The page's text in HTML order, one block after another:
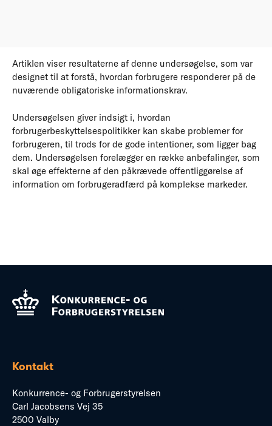
Artiklen viser resultaterne af denne undersøgelse, som var
designet til at forstå, hvordan forbrugere responderer på de
nuværende obligatoriske informationskrav.
Undersøgelsen giver indsigt i, hvordan
forbrugerbeskyttelsespolitikker kan skabe problemer for
forbrugeren, til trods for de gode intentioner, som ligger bag
dem. Undersøgelsen forelægger en række anbefalinger, som
skal øge effekterne af den påkrævede offentliggørelse af
information om forbrugeradfærd på komplekse markeder.
Kontakt
Konkurrence- og Forbrugerstyrelsen
Carl Jacobsens Vej 35
2500 Valby